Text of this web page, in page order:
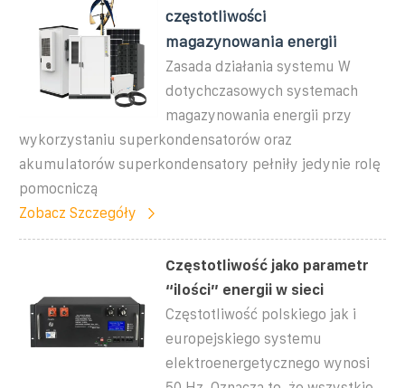
częstotliwości
magazynowania energii
Zasada działania systemu W
dotychczasowych systemach
magazynowania energii przy
wykorzystaniu superkondensatorów oraz
akumulatorów superkondensatory pełniły jedynie rolę
pomocniczą
Zobacz Szczegóły
Częstotliwość jako parametr
“ilości” energii w sieci
Częstotliwość polskiego jak i
europejskiego systemu
elektroenergetycznego wynosi